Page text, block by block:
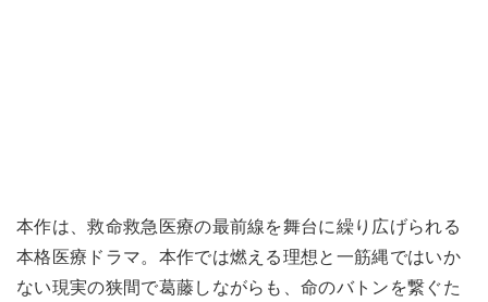
本作は、救命救急医療の最前線を舞台に繰り広げられる
本格医療ドラマ。本作では燃える理想と一筋縄ではいか
ない現実の狭間で葛藤しながらも、命のバトンを繋ぐた